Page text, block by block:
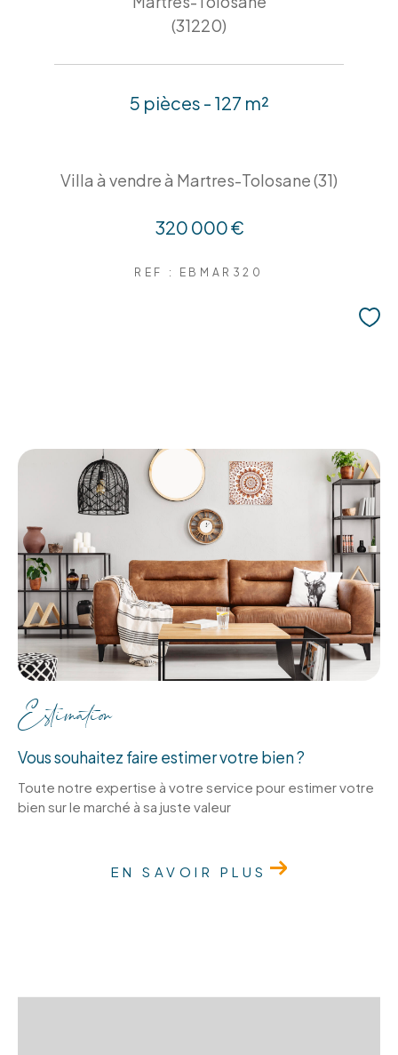
(31220)
5 pièces - 127 m²
Villa à vendre à Martres-Tolosane (31)
320 000 €
REF : EBMAR320
Estimation
Vous souhaitez faire estimer votre bien ?
Toute notre expertise à votre service pour estimer votre
bien sur le marché à sa juste valeur
EN SAVOIR PLUS